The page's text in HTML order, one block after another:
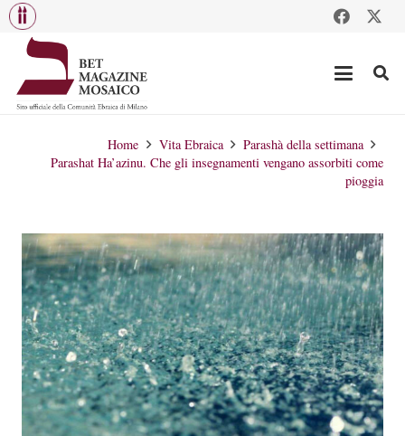
Home Vita Ebraica
Parashà della settimana
Parashat Ha’azinu. Che gli insegnamenti vengano assorbiti come
pioggia